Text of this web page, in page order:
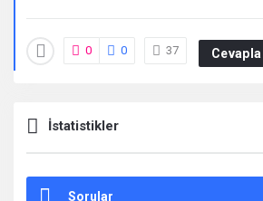
0 0 37 Cevapla
İstatistikler
Sorular